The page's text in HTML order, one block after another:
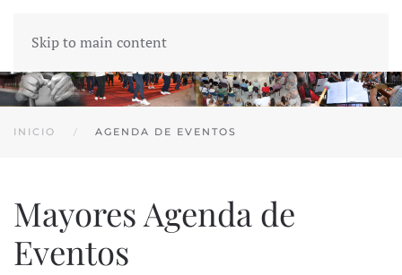
Skip to main content
INICIO AGENDA DE EVENTOS
Mayores Agenda de
Eventos